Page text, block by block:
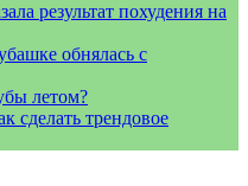
результат похудения на
обнялась с
летом?
сделать трендовое